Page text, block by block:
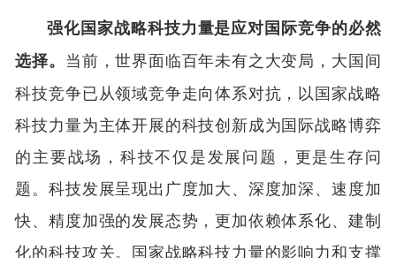
强化国家战略科技力量是应对国际竞争的必然
选择。 当前，世界面临百年未有之大变局，大国间
科技竞争已从领域竞争走向体系对抗，以国家战略
科技力量为主体开展的科技创新成为国际战略博弈
的主要战场，科技不仅是发展问题，更是生存问
题。科技发展呈现出广度加大、深度加深、速度加
快、精度加强的发展态势，更加依赖体系化、建制
化的科技攻关。国家战略科技力量的影响力和支撑